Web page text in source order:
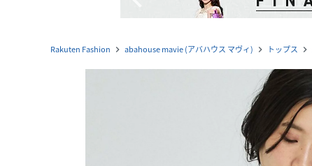
Rakuten Fashion navigate_next abahouse mavie (アバハウス マヴィ) navigate_next トップス navigate_next